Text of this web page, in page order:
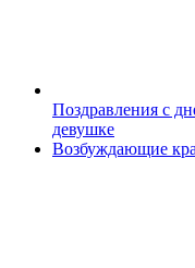
Поздравления с
девушке
Возбуждающие